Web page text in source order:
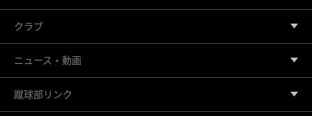
クラブ
ニュース・動画
蹴球部リンク